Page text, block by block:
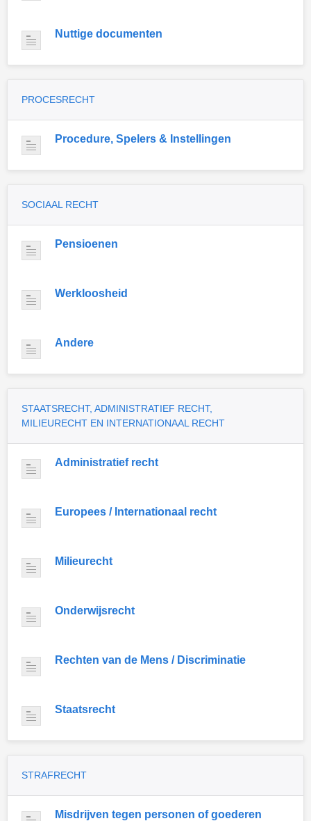
Nuttige documenten
PROCESRECHT
Procedure, Spelers & Instellingen
SOCIAAL RECHT
Pensioenen
Werkloosheid
Andere
STAATSRECHT, ADMINISTRATIEF RECHT,
MILIEURECHT EN INTERNATIONAAL RECHT
Administratief recht
Europees / Internationaal recht
Milieurecht
Onderwijsrecht
Rechten van de Mens / Discriminatie
Staatsrecht
STRAFRECHT
Misdrijven tegen personen of goederen